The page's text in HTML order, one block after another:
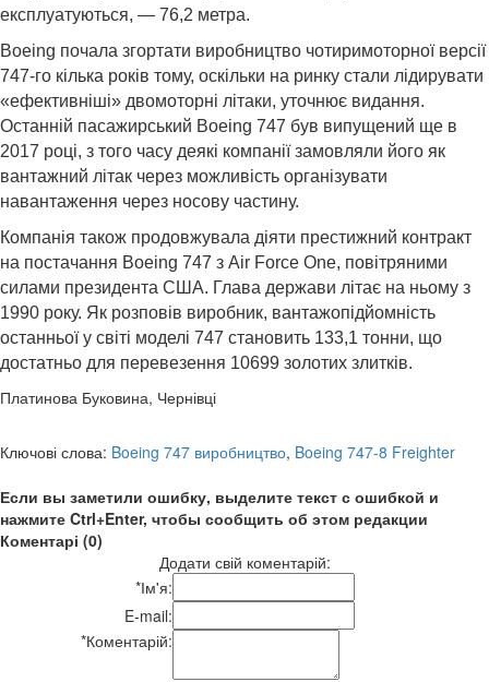
експлуатуються, — 76,2 метра.
Boeing почала згортати виробництво чотиримоторної версії
747-го кілька років тому, оскільки на ринку стали лідирувати
«ефективніші» двомоторні літаки, уточнює видання.
Останній пасажирський Boeing 747 був випущений ще в
2017 році, з того часу деякі компанії замовляли його як
вантажний літак через можливість організувати
навантаження через носову частину.
Компанія також продовжувала діяти престижний контракт
на постачання Boeing 747 з Air Force One, повітряними
силами президента США. Глава держави літає на ньому з
1990 року. Як розповів виробник, вантажопідйомність
останньої у світі моделі 747 становить 133,1 тонни, що
достатньо для перевезення 10699 золотих злитків.
Платинова Буковина, Чернівці
Ключові слова: Boeing 747 виробництво, Boeing 747-8 Freighter
Если вы заметили ошибку, выделите текст с ошибкой и
нажмите Ctrl+Enter, чтобы сообщить об этом редакции
Коментарі (0)
Додати свій коментарій:
*Ім'я:
E-mail:
*Коментарій: